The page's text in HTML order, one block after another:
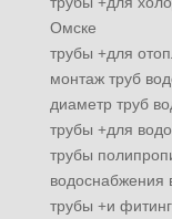
Омске
трубы +для
монтаж труб
диаметр труб
трубы +для
трубы
водоснабжения
трубы +и